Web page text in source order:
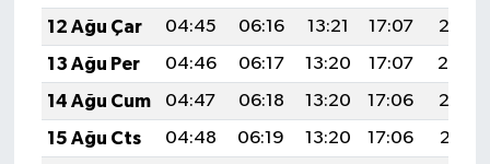
12 Ağu Çar
04:45 06:16 13:21 17:07
20:15
13 Ağu Per
04:46 06:17 13:20 17:07
20:14
14 Ağu Cum
04:47 06:18 13:20 17:06
20:13
15 Ağu Cts
04:48 06:19 13:20 17:06
20:11